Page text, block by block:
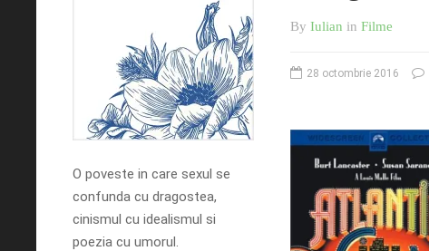
O poveste in care sexul se
confunda cu dragostea,
cinismul cu idealismul si
poezia cu umorul.
By Iulian in Filme
28 octombrie 2016